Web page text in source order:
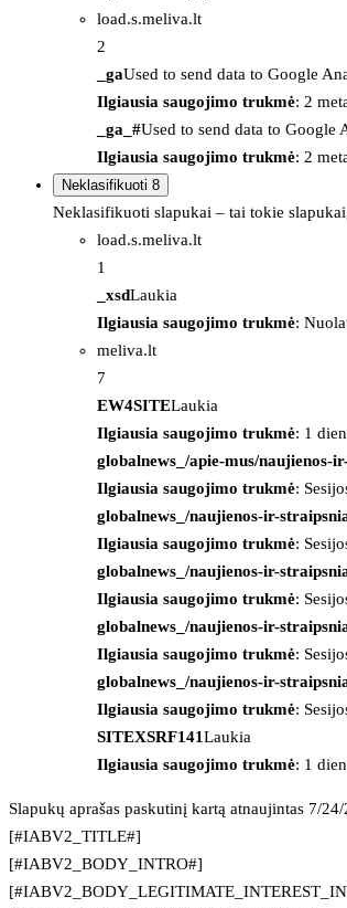
load.s.meliva.lt
2
_gaUsed to send data to Google
Ilgiausia saugojimo trukmė: 2
_ga_#Used to send data to Google
Ilgiausia saugojimo trukmė: 2
Neklasifikuoti 8
Neklasifikuoti slapukai – tai tokie
load.s.meliva.lt
1
_xsdLaukia
Ilgiausia saugojimo trukmė:
meliva.lt
7
EW4SITELaukia
Ilgiausia saugojimo trukmė: 1
globalnews_/apie-mus/naujienos-
Ilgiausia saugojimo trukmė:
globalnews_/naujienos-ir-
Ilgiausia saugojimo trukmė:
globalnews_/naujienos-ir-
Ilgiausia saugojimo trukmė:
globalnews_/naujienos-ir-
Ilgiausia saugojimo trukmė:
globalnews_/naujienos-ir-
Ilgiausia saugojimo trukmė:
SITEXSRF141Laukia
Ilgiausia saugojimo trukmė: 1
Slapukų aprašas paskutinį kartą atnaujintas 7/
[#IABV2_TITLE#]
[#IABV2_BODY_INTRO#]